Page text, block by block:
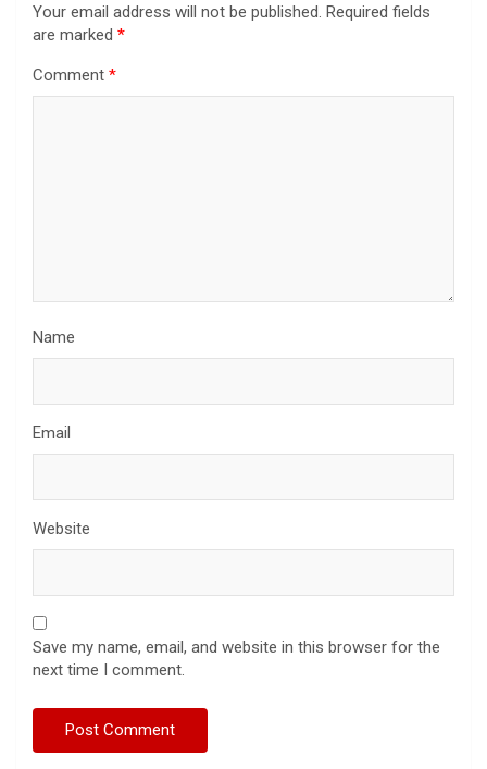
Your email address will not be published. Required fields
are marked *
Comment *
Name
Email
Website
Save my name, email, and website in this browser for the
next time I comment.